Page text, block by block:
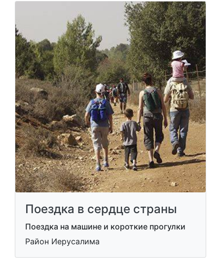
Поездка в сердце страны
Поездка на машине и короткие прогулки
Район Иерусалима